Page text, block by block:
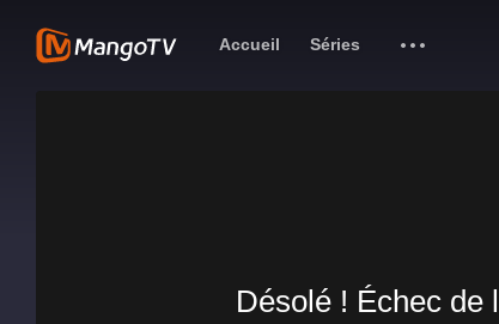
Accueil Séries
Désolé ! Échec de